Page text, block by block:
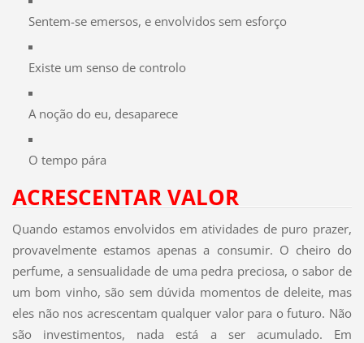
Sentem-se emersos, e envolvidos sem esforço
Existe um senso de controlo
A noção do eu, desaparece
O tempo pára
ACRESCENTAR VALOR
Quando estamos envolvidos em atividades de puro prazer,
provavelmente estamos apenas a consumir. O cheiro do
perfume, a sensualidade de uma pedra preciosa, o sabor de
um bom vinho, são sem dúvida momentos de deleite, mas
eles não nos acrescentam qualquer valor para o futuro. Não
são investimentos, nada está a ser acumulado. Em